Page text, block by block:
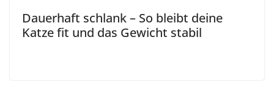
Dauerhaft schlank – So bleibt deine
Katze fit und das Gewicht stabil